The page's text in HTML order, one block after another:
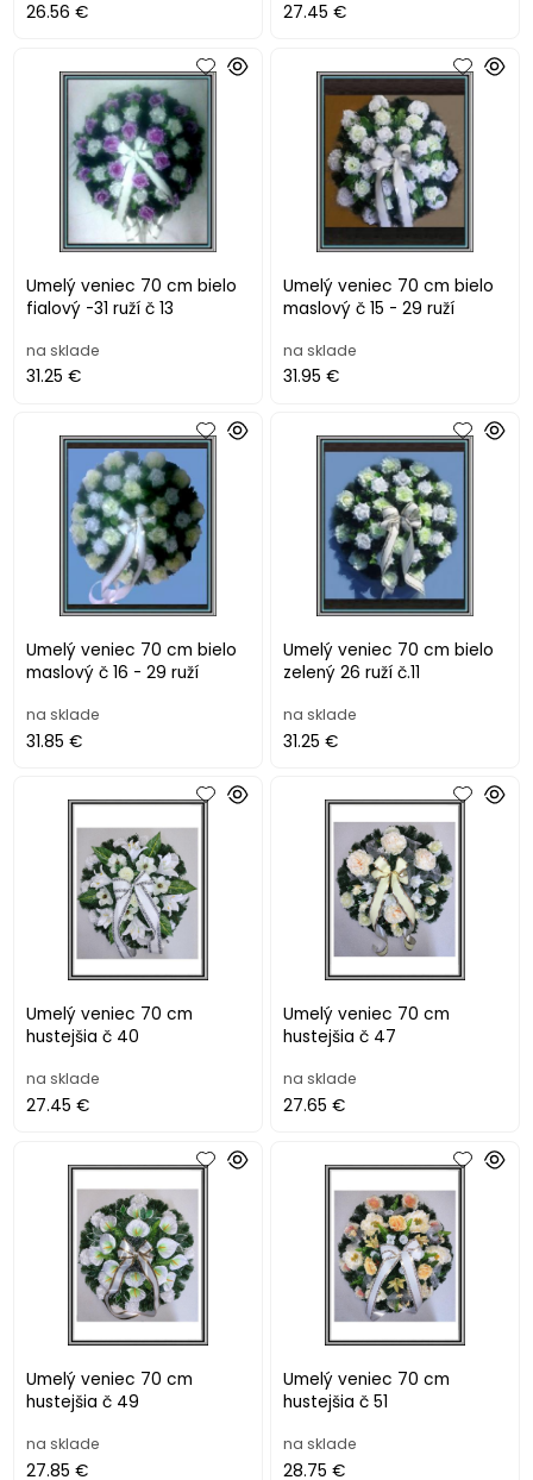
26.56 € 27.45 €
Umelý veniec 70 cm bielo
fialový -31 ruží č 13
na sklade
31.25 €
Umelý veniec 70 cm bielo
maslový č 15 - 29 ruží
na sklade
31.95 €
Umelý veniec 70 cm bielo
maslový č 16 - 29 ruží
na sklade
31.85 €
Umelý veniec 70 cm bielo
zelený 26 ruží č.11
na sklade
31.25 €
Umelý veniec 70 cm
hustejšia č 40
na sklade
27.45 €
Umelý veniec 70 cm
hustejšia č 47
na sklade
27.65 €
Umelý veniec 70 cm
hustejšia č 49
na sklade
27.85 €
Umelý veniec 70 cm
hustejšia č 51
na sklade
28.75 €